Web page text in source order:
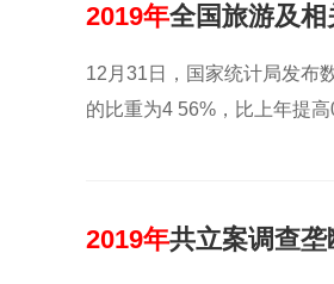
2019年全国旅游及
12月31日，国家统计局发布
的比重为4 56%，比上年提高
2019年共立案调查